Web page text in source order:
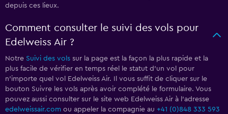
depuis ces lieux.
Comment consulter le suivi des vols pour
Edelweiss Air ?
Notre Suivi des vols sur la page est la façon la plus rapide et la
plus facile de vérifier en temps réel le statut d'un vol pour
n'importe quel vol Edelweiss Air. Il vous suffit de cliquer sur le
bouton Suivre les vols après avoir complété le formulaire. Vous
pouvez aussi consulter sur le site web Edelweiss Air à l'adresse
edelweissair.com ou appeler la compagnie au +41 (0)848 333 593